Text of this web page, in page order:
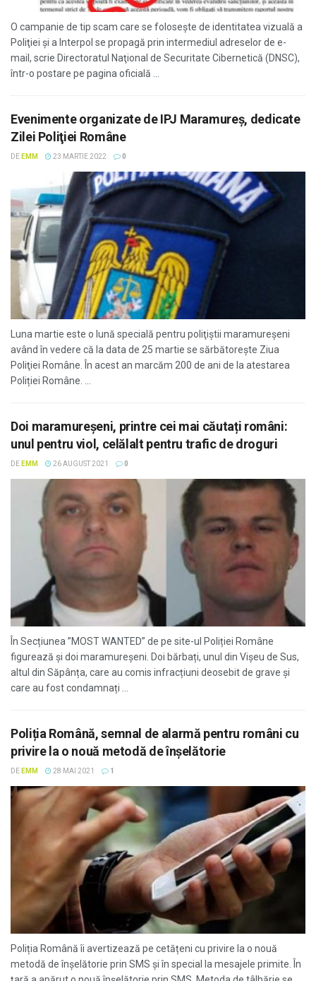
O campanie de tip scam care se foloseşte de identitatea vizuală a
Poliţiei şi a Interpol se propagă prin intermediul adreselor de e-
mail, scrie Directoratul Naţional de Securitate Cibernetică (DNSC),
într-o postare pe pagina oficială ...
Evenimente organizate de IPJ Maramureş, dedicate
Zilei Poliţiei Române
DE EMM 23 MARTIE 2022 0
Luna martie este o lună specială pentru poliţiştii maramureşeni
având în vedere că la data de 25 martie se sărbătoreşte Ziua
Poliţiei Române. În acest an marcăm 200 de ani de la atestarea
Poliției Române. ...
Doi maramureșeni, printre cei mai căutați români:
unul pentru viol, celălalt pentru trafic de droguri
DE EMM 26 AUGUST 2021 0
În Secțiunea ”MOST WANTED” de pe site-ul Poliției Române
figurează și doi maramureșeni. Doi bărbați, unul din Vișeu de Sus,
altul din Săpânța, care au comis infracțiuni deosebit de grave și
care au fost condamnați ...
Poliția Română, semnal de alarmă pentru români cu
privire la o nouă metodă de înşelătorie
DE EMM 28 MAI 2021 1
Poliția Română îi avertizează pe cetățeni cu privire la o nouă
metodă de înșelătorie prin SMS și în special la mesajele primite. În